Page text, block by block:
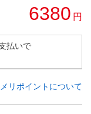
6380 円
払いで
リポイントについて